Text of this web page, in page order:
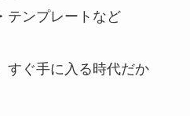
テンプレートなど
すぐ手に入る時代だか